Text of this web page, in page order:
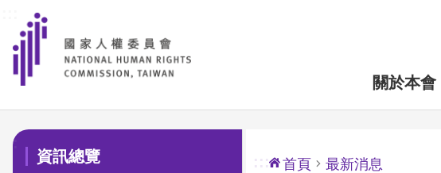
前往主要內容區塊
關於本會
:::
資訊總覽 ::: 首頁 最新消息